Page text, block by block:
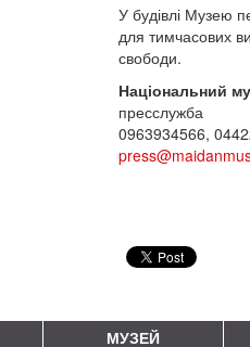
У будівлі Музею
для тимчасових
свободи.
Національний
пресслужба
0963934566,
МУЗЕЙ